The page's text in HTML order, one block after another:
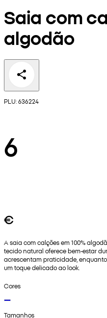
Saia com
algodão
PLU: 636224
6
€
A saia com calções em 100%
tecido natural oferece bem‑estar
acrescentam praticidade,
um toque delicado ao look.
Cores
Tamanhos